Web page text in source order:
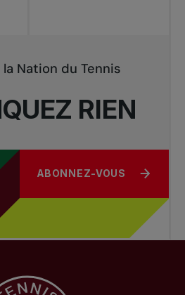
RIEN
Nation du Tennis
ABONNEZ-VOUS